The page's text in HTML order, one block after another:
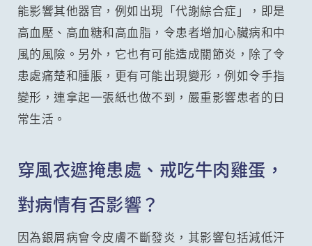
能影響其他器官，例如出現「代謝綜合症」，即是
高血壓、高血糖和高血脂，令患者增加心臟病和中
風的風險。另外，它也有可能造成關節炎，除了令
患處痛楚和腫脹，更有可能出現變形，例如令手指
變形，連拿起一張紙也做不到，嚴重影響患者的日
常生活。
穿風衣遮掩患處、戒吃牛肉雞蛋，
對病情有否影響？
因為銀屑病會令皮膚不斷發炎，其影響包括減低汗